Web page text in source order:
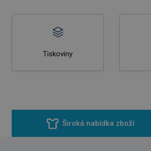
Tiskoviny
Široká nabídka zboží